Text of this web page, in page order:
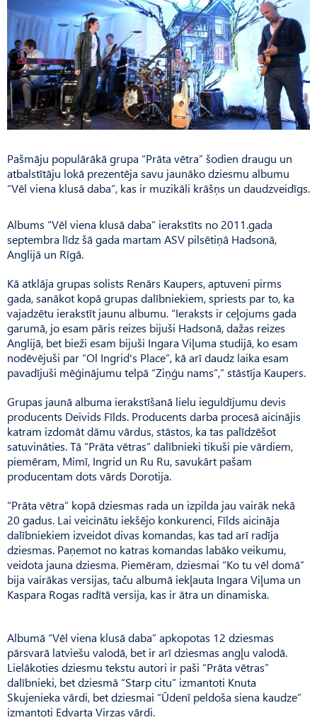
Pašmāju populārākā grupa “Prāta vētra” šodien draugu un
atbalstītāju lokā prezentēja savu jaunāko dziesmu albumu
“Vēl viena klusā daba”, kas ir muzikāli krāšņs un daudzveidīgs.
Albums “Vēl viena klusā daba” ierakstīts no 2011.gada
septembra līdz šā gada martam ASV pilsētiņā Hadsonā,
Anglijā un Rīgā.
Kā atklāja grupas solists Renārs Kaupers, aptuveni pirms
gada, sanākot kopā grupas dalībniekiem, spriests par to, ka
vajadzētu ierakstīt jaunu albumu. “Ieraksts ir ceļojums gada
garumā, jo esam pāris reizes bijuši Hadsonā, dažas reizes
Anglijā, bet bieži esam bijuši Ingara Viļuma studijā, ko esam
nodēvējuši par “Ol Ingrid's Place”, kā arī daudz laika esam
pavadījuši mēģinājumu telpā “Ziņģu nams”,” stāstīja Kaupers.
Grupas jaunā albuma ierakstīšanā lielu ieguldījumu devis
producents Deivids Fīlds. Producents darba procesā aicinājis
katram izdomāt dāmu vārdus, stāstos, ka tas palīdzēšot
satuvināties. Tā “Prāta vētras” dalībnieki tikuši pie vārdiem,
piemēram, Mimī, Ingrid un Ru Ru, savukārt pašam
producentam dots vārds Dorotija.
“Prāta vētra” kopā dziesmas rada un izpilda jau vairāk nekā
20 gadus. Lai veicinātu iekšējo konkurenci, Fīlds aicināja
dalībniekiem izveidot divas komandas, kas tad arī radīja
dziesmas. Paņemot no katras komandas labāko veikumu,
veidota jauna dziesma. Piemēram, dziesmai “Ko tu vēl domā”
bija vairākas versijas, taču albumā iekļauta Ingara Viļuma un
Kaspara Rogas radītā versija, kas ir ātra un dinamiska.
Albumā “Vēl viena klusā daba” apkopotas 12 dziesmas
pārsvarā latviešu valodā, bet ir arī dziesmas angļu valodā.
Lielākoties dziesmu tekstu autori ir paši “Prāta vētras”
dalībnieki, bet dziesmā “Starp citu” izmantoti Knuta
Skujenieka vārdi, bet dziesmai “Ūdenī peldoša siena kaudze”
izmantoti Edvarta Virzas vārdi.